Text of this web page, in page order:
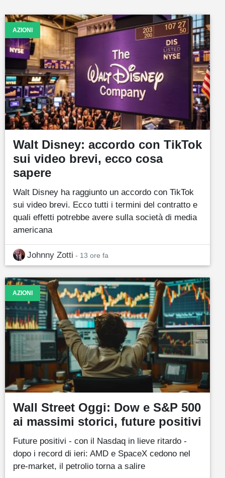
AZIONI
Walt Disney: accordo con TikTok
sui video brevi, ecco cosa
sapere
Walt Disney ha raggiunto un accordo con TikTok
sui video brevi. Ecco tutti i termini del contratto e
quali effetti potrebbe avere sulla società di media
americana
Johnny Zotti - 13 ore fa
AZIONI
Wall Street Oggi: Dow e S&P 500
ai massimi storici, future positivi
Future positivi - con il Nasdaq in lieve ritardo -
dopo i record di ieri: AMD e SpaceX cedono nel
pre-market, il petrolio torna a salire